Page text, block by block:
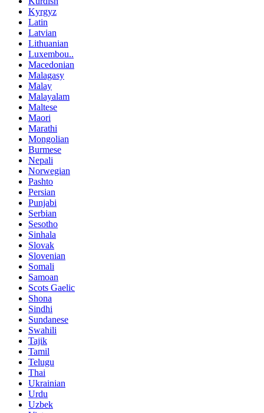
Kyrgyz
Latin
Latvian
Lithuanian
Luxembou..
Macedonian
Malagasy
Malay
Malayalam
Maltese
Maori
Marathi
Mongolian
Burmese
Nepali
Norwegian
Pashto
Persian
Punjabi
Serbian
Sesotho
Sinhala
Slovak
Slovenian
Somali
Samoan
Scots Gaelic
Shona
Sindhi
Sundanese
Swahili
Tajik
Tamil
Telugu
Thai
Ukrainian
Urdu
Uzbek